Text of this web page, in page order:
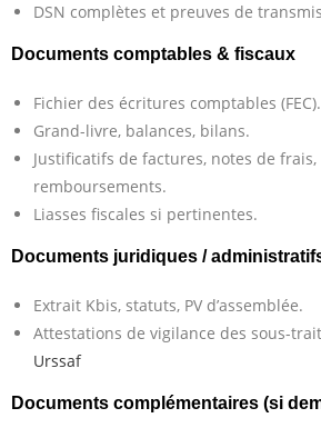
DSN complètes et preuves de
Documents comptables & fiscaux
Fichier des écritures comptables (FEC).
Grand-livre, balances, bilans.
Justificatifs de factures, notes de frais,
remboursements.
Liasses fiscales si pertinentes.
Documents juridiques /
Extrait Kbis, statuts, PV d’assemblée.
Attestations de vigilance des sous-
Urssaf
Documents complémentaires (si